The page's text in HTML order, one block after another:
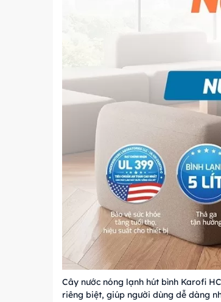
Cây nước nóng lạnh hút bình Karofi
riêng biệt, giúp người dùng dễ dàng